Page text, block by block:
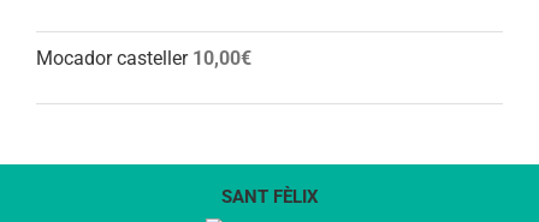
Mocador casteller 10,00€
SANT FÈLIX